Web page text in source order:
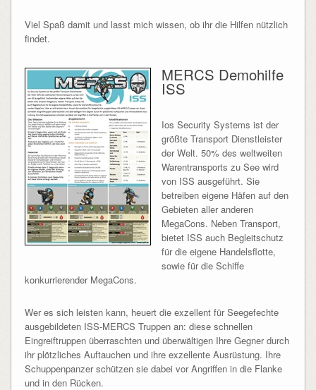
Viel Spaß damit und lasst mich wissen, ob ihr die Hilfen nützlich
findet.
MERCS Demohilfe
ISS
Ios Security Systems ist der
größte Transport Dienstleister
der Welt. 50% des weltweiten
Warentransports zu See wird
von ISS ausgeführt. Sie
betreiben eigene Häfen auf den
Gebieten aller anderen
MegaCons. Neben Transport,
bietet ISS auch Begleitschutz
für die eigene Handelsflotte,
sowie für die Schiffe
konkurrierender MegaCons.
Wer es sich leisten kann, heuert die exzellent für Seegefechte
ausgebildeten ISS-MERCS Truppen an: diese schnellen
Eingreiftruppen überraschten und überwältigen Ihre Gegner durch
ihr plötzliches Auftauchen und ihre exzellente Ausrüstung. Ihre
Schuppenpanzer schützen sie dabei vor Angriffen in die Flanke
und in den Rücken.